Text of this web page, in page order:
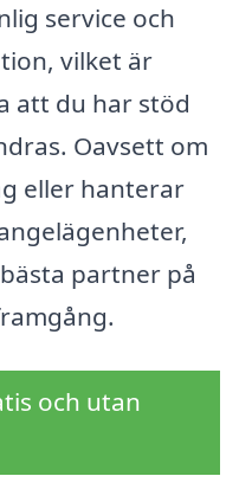
service och
vilket är
att du har stöd
Oavsett om
eller hanterar
partner på
och utan